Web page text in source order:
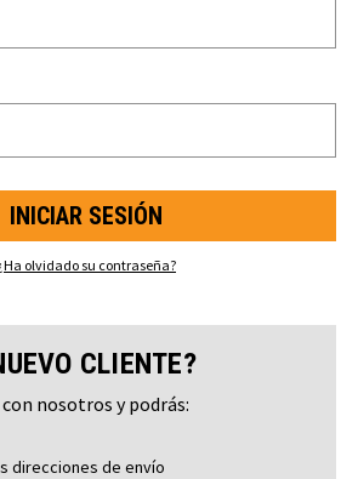
¿Ha olvidado su contraseña?
CLIENTE?
nosotros y podrás:
direcciones de envío